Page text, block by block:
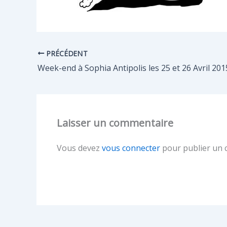
PRÉCÉDENT
Week-end à Sophia Antipolis les 25 et 26 Avril
Laisser un commentaire
Vous devez vous connecter pour publier un